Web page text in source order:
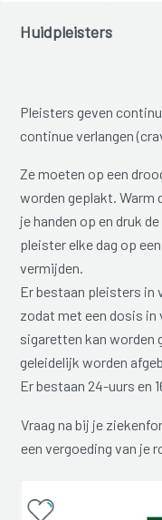
Huidpleisters
Pleisters geven
continue verlangen
Ze moeten op een
worden geplakt. Warm
je handen op en druk
pleister elke dag op
vermijden.
Er bestaan pleisters in
zodat met een dosis
sigaretten kan worden
geleidelijk worden
Er bestaan 24-uurs en
Vraag na bij je
een vergoeding van je